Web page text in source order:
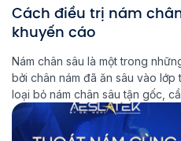
Cách điều trị nám
khuyến cáo
Nám chân sâu là một trong
bởi chân nám đã ăn sâu vào
loại bỏ nám chân sâu tận gốc,
hợp và kiên trì trong quá trình